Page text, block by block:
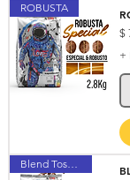
ROBUSTA
$
+